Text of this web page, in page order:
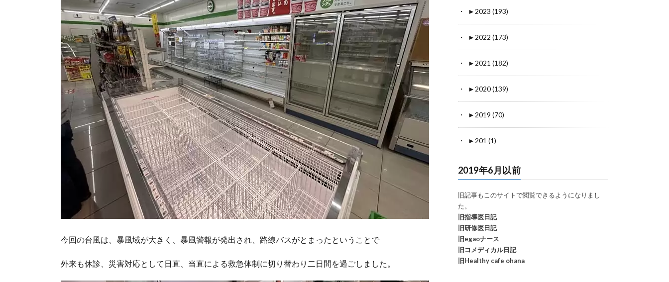
今回の台風は、暴風域が大きく、暴風警報が発出され、路線バスがとまったということで
外来も休診、災害対応として日直、当直による救急体制に切り替わり二日間を過ごしました。
► 2023 (193)
► 2022 (173)
► 2021 (182)
► 2020 (139)
► 2019 (70)
► 201 (1)
2019年6月以前
旧記事もこのサイトで閲覧できるようになりまし
た。
旧指導医日記
旧研修医日記
旧egaoナース
旧コメディカル日記
旧Healthy cafe ohana